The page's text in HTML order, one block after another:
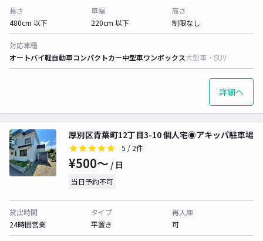
長さ
480cm 以下
車幅
220cm 以下
高さ
制限なし
対応車種
オートバイ軽自動車コンパクトカー中型車ワンボックス大型車・SUV
詳細へ
厚別区青葉町12丁目3-10 個人宅◉アキッパ駐車場
5 / 2件
¥500〜 / 日
当日予約不可
貸出時間
24時間営業
タイプ
平置き
再入庫
可